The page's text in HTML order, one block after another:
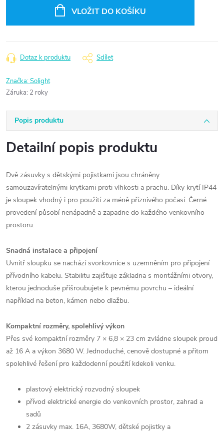
VLOŽIT DO KOŠÍKU
Dotaz k produktu Sdílet
Značka:Solight
Záruka: 2 roky
Popis produktu
Detailní popis produktu
Dvě zásuvky s dětskými pojistkami jsou chráněny
samouzavíratelnými krytkami proti vlhkosti a prachu. Díky krytí IP44
je sloupek vhodný i pro použití za méně příznivého počasí. Černé
provedení působí nenápadně a zapadne do každého venkovního
prostoru.
Snadná instalace a připojení
Uvnitř sloupku se nachází svorkovnice s uzemněním pro připojení
přívodního kabelu. Stabilitu zajišťuje základna s montážními otvory,
kterou jednoduše přišroubujete k pevnému povrchu – ideální
například na beton, kámen nebo dlažbu.
Kompaktní rozměry, spolehlivý výkon
Přes své kompaktní rozměry 7 × 6,8 × 23 cm zvládne sloupek proud
až 16 A a výkon 3680 W. Jednoduché, cenově dostupné a přitom
spolehlivé řešení pro každodenní použití kdekoli venku.
plastový elektrický rozvodný sloupek
přívod elektrické energie do venkovních prostor, zahrad a
sadů
2 zásuvky max. 16A, 3680W, dětské pojistky a